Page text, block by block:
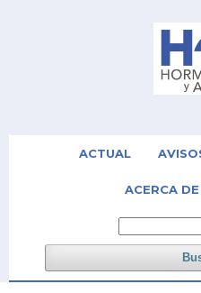
ACTUAL
ACERCA DE